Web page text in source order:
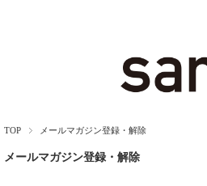
TOP メールマガジン登録・解除
メールマガジン登録・解除